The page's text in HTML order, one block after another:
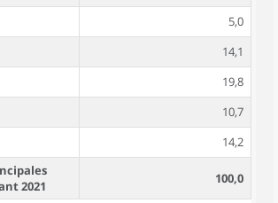
5,0
14,1
19,8
10,7
14,2
2021
100,0